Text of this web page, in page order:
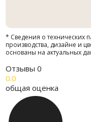
* Сведения о технических
производства, дизайне и
основаны на актуальных
Отзывы 0
0.0
общая оценка